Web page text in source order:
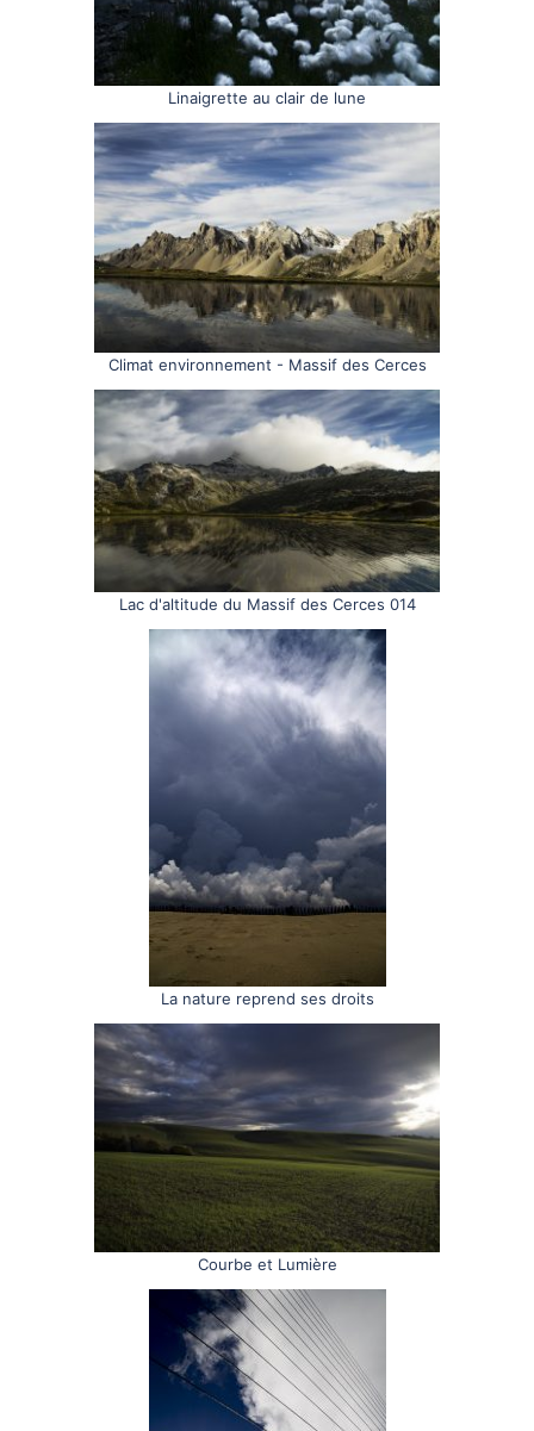
Linaigrette au clair de lune
Climat environnement - Massif des Cerces
Lac d'altitude du Massif des Cerces 014
La nature reprend ses droits
Courbe et Lumière